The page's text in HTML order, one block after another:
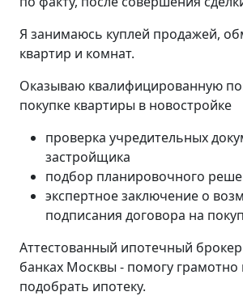
Я занимаюсь куплей продажей,
квартир и комнат.
Оказываю квалифицированную
покупке квартиры в новостройке
проверка учредительных
застройщика
подбор планировочного
экспертное заключение о
подписания договора на
Аттестованный ипотечный
банках Москвы - помогу грамотно
подобрать ипотеку.